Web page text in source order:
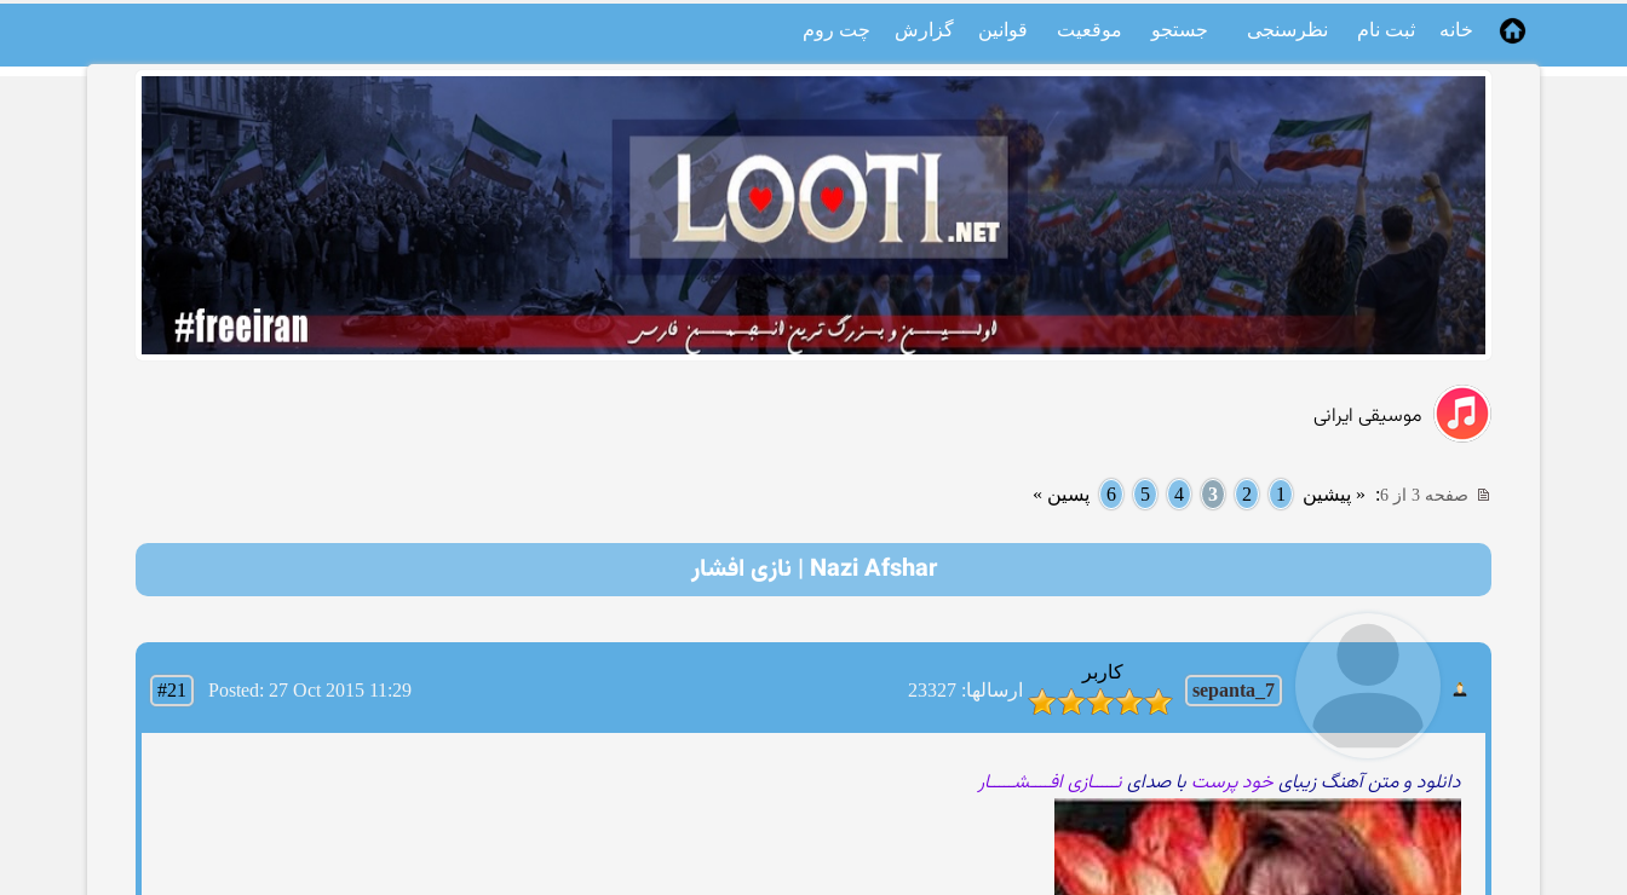
خانه ثبت نام نظرسنجی جستجو موقعیت قوانین گزارش چت روم
موسیقی ایرانی
صفحه 3 از 6 : « پیشین 1
2
3
4
5
6 پسین »
Nazi Afshar | نازی افشار
sepanta_7
کاربر
ارسالها: 23327
#21 Posted: 27 Oct 2015 11:29
دانلود و متن آهنگ زیبایخود پرست با صداینـــــازی افــــشـــــار